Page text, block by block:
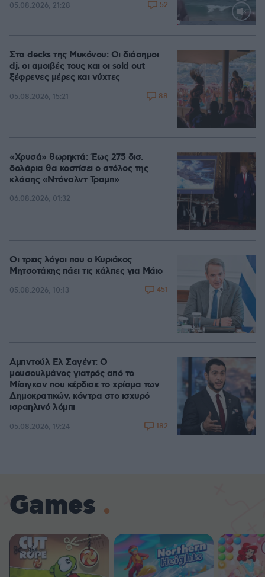
Loaded
05.08.2026, 21:28 52
Στα decks της Μυκόνου: Οι διάσημοι
dj, οι αμοιβές τους και οι sold out
ξέφρενες μέρες και νύχτες
05.08.2026, 15:21 88
«Χρυσά» θωρηκτά: Έως 275 δισ.
δολάρια θα κοστίσει ο στόλος της
κλάσης «Ντόναλντ Τραμπ»
06.08.2026, 01:32
Οι τρεις λόγοι που ο Κυριάκος
Μητσοτάκης πάει τις κάλπες για Μάιο
05.08.2026, 10:13 451
Αμπντούλ Ελ Σαγέντ: Ο
μουσουλμάνος γιατρός από το
Μίσιγκαν που κέρδισε το χρίσμα των
Δημοκρατικών, κόντρα στο ισχυρό
ισραηλινό λόμπι
05.08.2026, 19:24 182
Games